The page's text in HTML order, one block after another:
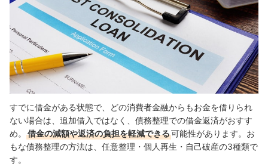
すでに借金がある状態で、どの消費者金融からもお金を借りられ
ない場合は、追加借入ではなく、債務整理での借金返済がおすす
め。
借金の減額や返済の負担を軽減できる可能性があります。お
もな債務整理の方法は、任意整理・個人再生・自己破産の3種類で
す。